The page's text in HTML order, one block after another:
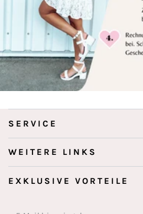
SERVICE
WEITERE LINKS
EXKLUSIVE VORTEILE